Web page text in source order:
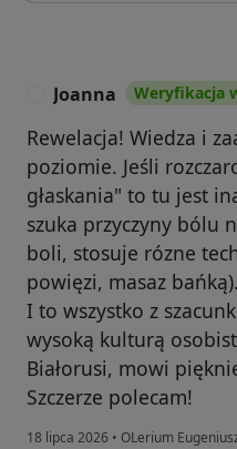
Joanna Weryfikacja
Rewelacja! Wiedza i
poziomie. Jeśli
głaskania" to tu jest
szuka przyczyny bólu
boli, stosuje rózne
powięzi, masaz bańką).
I to wszystko z
wysoką kulturą
Białorusi, mowi
Szczerze polecam!
18 lipca 2026 • OLerium